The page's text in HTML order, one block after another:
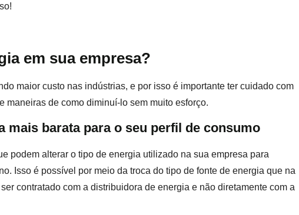
em sua empresa?
maior custo nas indústrias, e por isso é importante ter cuidado com
maneiras de como diminuí-lo sem muito esforço.
mais barata para o seu perfil de consumo
podem alterar o tipo de energia utilizado na sua empresa para
Isso é possível por meio da troca do tipo de fonte de energia que na
contratado com a distribuidora de energia e não diretamente com a